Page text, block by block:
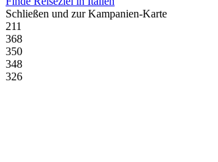
Schließen und zur Kampanien-Karte
211
368
350
348
326